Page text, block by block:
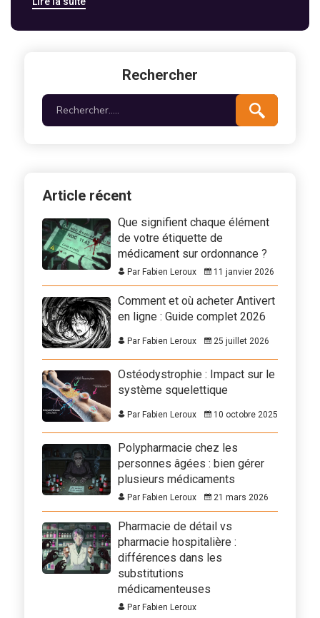
facilitent l'autonomie.
Rechercher
Article récent
Que signifient chaque élément
de votre étiquette de
médicament sur ordonnance ?
Par Fabien Leroux 11 janvier 2026
Comment et où acheter Antivert
en ligne : Guide complet 2026
Par Fabien Leroux 25 juillet 2026
Ostéodystrophie : Impact sur le
système squelettique
Par Fabien Leroux 10 octobre 2025
Polypharmacie chez les
personnes âgées : bien gérer
plusieurs médicaments
Par Fabien Leroux 21 mars 2026
Pharmacie de détail vs
pharmacie hospitalière :
différences dans les
substitutions
médicamenteuses
Par Fabien Leroux